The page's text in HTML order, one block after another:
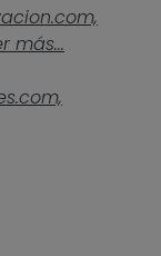
más...